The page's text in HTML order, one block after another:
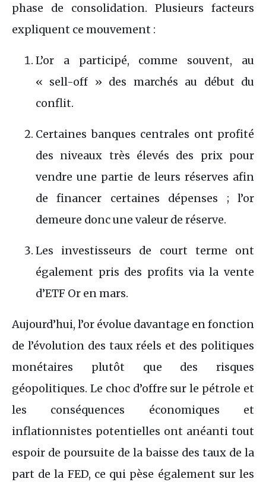
phase de consolidation. Plusieurs facteurs
expliquent ce mouvement :
L’or a participé, comme souvent, au
« sell-off » des marchés au début du
conflit.
Certaines banques centrales ont profité
des niveaux très élevés des prix pour
vendre une partie de leurs réserves afin
de financer certaines dépenses ; l’or
demeure donc une valeur de réserve.
Les investisseurs de court terme ont
également pris des profits via la vente
d’ETF Or en mars.
Aujourd’hui, l’or évolue davantage en fonction
de l’évolution des taux réels et des politiques
monétaires plutôt que des risques
géopolitiques. Le choc d’offre sur le pétrole et
les conséquences économiques et
inflationnistes potentielles ont anéanti tout
espoir de poursuite de la baisse des taux de la
part de la FED, ce qui pèse également sur les